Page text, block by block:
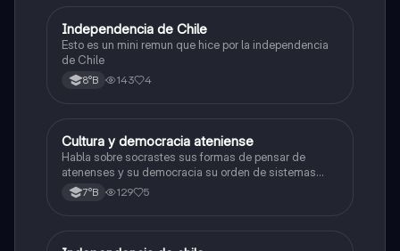
Historia, Geografía y Ciencias Sociales
Independencia de Chile
Esto es un mini remun que hice por la independencia
de Chile
8°B 143 4
Historia, Geografía y Ciencias Sociales
Cultura y democracia ateniense
Habla sobre socrastes sus formas de pensar de
atenenses y su democracia su orden de sistemas
políticos su arquitectura y etc
7°B 129 5